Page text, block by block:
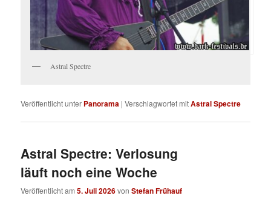
Astral Spectre
Veröffentlicht unter Panorama |Verschlagwortet mitAstral Spectre
Astral Spectre: Verlosung
läuft noch eine Woche
Veröffentlicht am5. Juli 2026vonStefan Frühauf